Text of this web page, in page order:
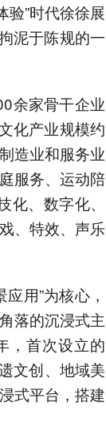
验”时代徐徐展
泥于陈规的一
余家骨干企业
化产业规模约
造业和服务业
服务、运动陪
、数字化、
、特效、声乐
用”为核心，
落的沉浸式主
，首次设立的
文创、地域美
式平台，搭建